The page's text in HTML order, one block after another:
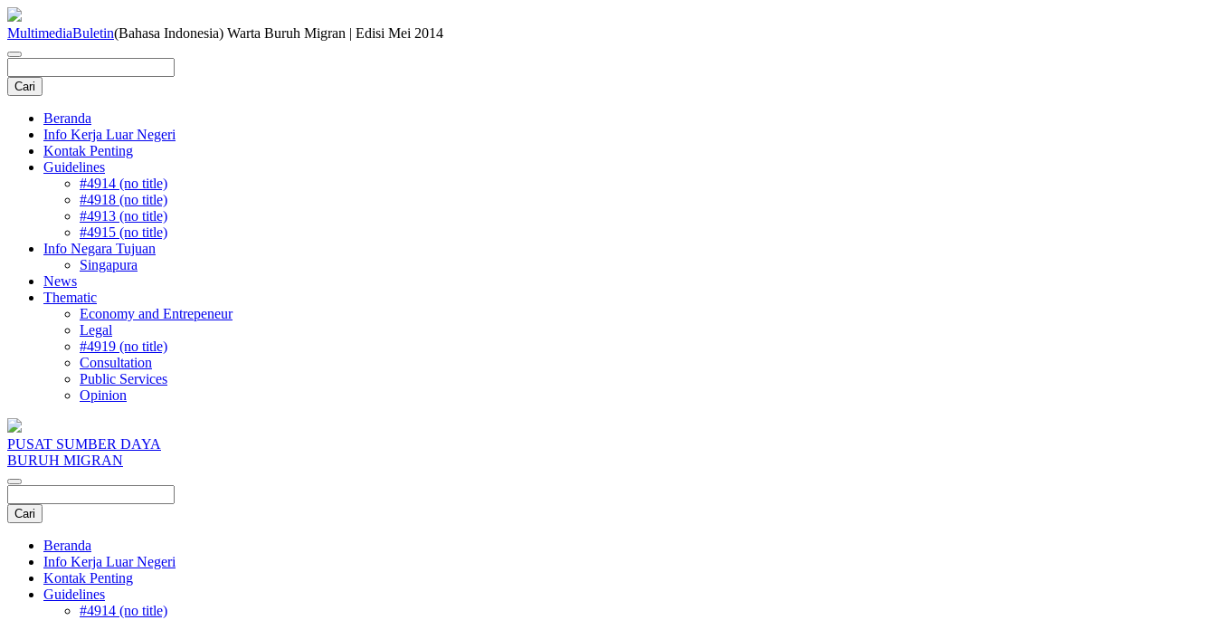
MultimediaBuletin(Bahasa Indonesia) Warta Buruh Migran | Edisi Mei 2014
Beranda
Info Kerja Luar Negeri
Kontak Penting
Guidelines
#4914 (no title)
#4918 (no title)
#4913 (no title)
#4915 (no title)
Info Negara Tujuan
Singapura
News
Thematic
Economy and Entrepeneur
Legal
#4919 (no title)
Consultation
Public Services
Opinion
PUSAT SUMBER DAYA
BURUH MIGRAN
Beranda
Info Kerja Luar Negeri
Kontak Penting
Guidelines
#4914 (no title)